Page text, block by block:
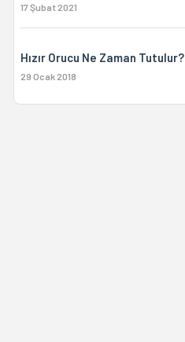
17 Şubat 2021
Hızır Orucu Ne Zaman Tutulur?
29 Ocak 2018